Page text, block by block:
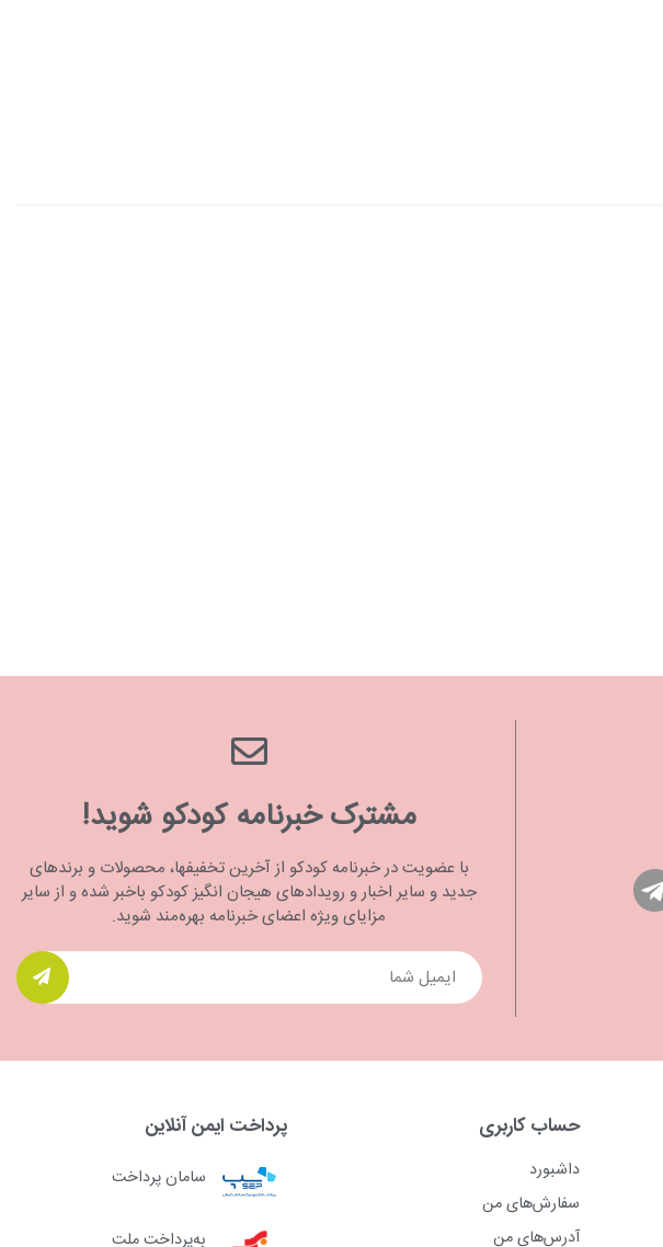
مشترک خبرنامه کودکو شوید!
با عضویت در خبرنامه کودکو از آخرین تخفیفها، محصولات و برندهای
جدید و سایر اخبار و رویدادهای هیجان انگیز کودکو باخبر شده و از سایر
مزایای ویژه اعضای خبرنامه بهره‌مند شوید.
حساب کاربری
داشبورد
سفارش‌های من
آدرس‌های من
پرداخت ایمن آنلاین
سامان پرداخت
به‌پرداخت ملت